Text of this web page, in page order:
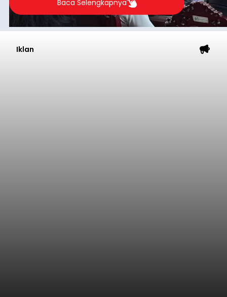
Baca Selengkapnya
Iklan